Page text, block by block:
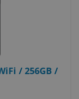
/ 256GB /